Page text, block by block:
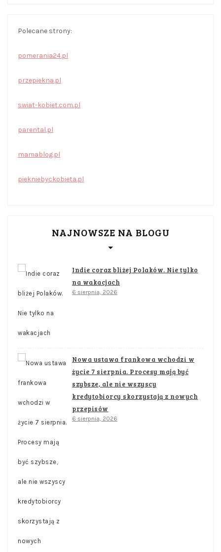
Polecane strony:
pomerania24.pl
przepiekna.pl
swiat-kobiet.com.pl
parental.pl
mamablog.pl
piekniebyckobieta.pl
NAJNOWSZE NA BLOGU
Indie coraz bliżej Polaków. Nie tylko
na wakacjach
6 sierpnia, 2026
Nowa ustawa frankowa wchodzi w
życie 7 sierpnia. Procesy mają być
szybsze, ale nie wszyscy
kredytobiorcy skorzystają z nowych
przepisów
6 sierpnia, 2026